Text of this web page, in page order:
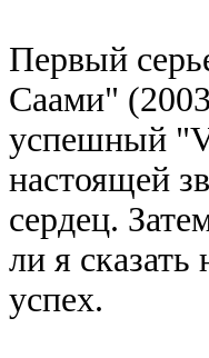
Первый
Саами"
успешный
настоящей
сердец.
ли я
успех.